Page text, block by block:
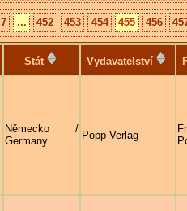
7 ... 452 453 454 455 456
Stát Vydavatelství
Německo /
Germany
Popp Verlag